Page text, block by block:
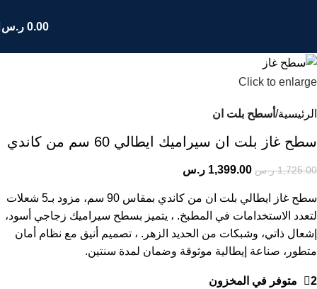
0.00 ر.س
Click to enlarge
الرئيسية أسطح بلت ان
سطح غاز بلت ان سيراميك ايطالي 60 سم من كاندي
1,725.00 ر.س 1,399.00 ر.س
سطح غاز ايطالي بلت ان من كاندي بمقاس 90 سم، مزود بـ5 شعلات
لتعدد الاستخدامات في المطبخ. ، يتميز بسطح سيراميك زجاجي أسود،
إشعال ذاتي، وشبكات من الحديد الزهر. ، تصميم أنيق مع نظام أمان
متطور، صناعة إيطالية موثوقة وضمان لمدة سنتين.
2 متوفر في المخزون